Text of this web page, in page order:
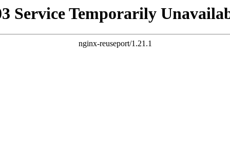
Service Temporarily
nginx-reuseport/1.21.1